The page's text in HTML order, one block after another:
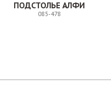
ПОДСТОЛЬЕ АЛФИ
085-478